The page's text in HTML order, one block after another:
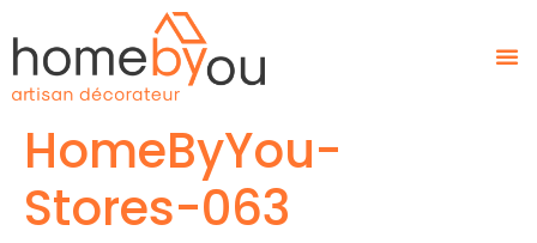
HomeByYou-
Stores-063